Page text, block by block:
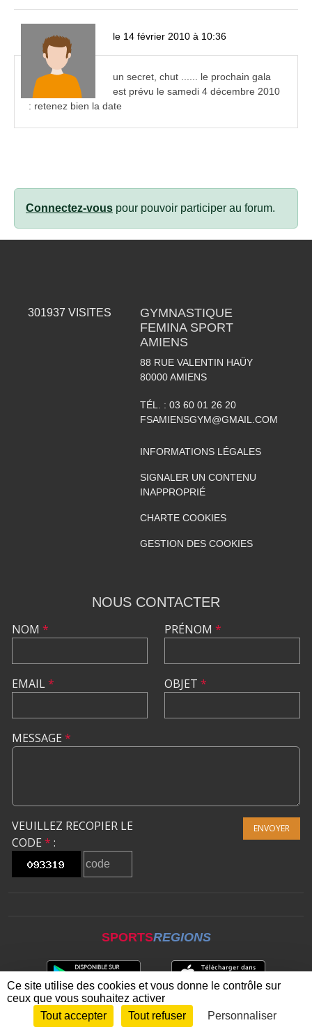
le 14 février 2010 à 10:36
un secret, chut ...... le prochain gala
est prévu le samedi 4 décembre 2010
: retenez bien la date
Connectez-vous pour pouvoir participer au forum.
301937 VISITES
GYMNASTIQUE
FEMINA SPORT
AMIENS
88 RUE VALENTIN HAÜY
80000 AMIENS
TÉL. : 03 60 01 26 20
FSAMIENSGYM@GMAIL.COM
INFORMATIONS LÉGALES
SIGNALER UN CONTENU
INAPPROPRIÉ
CHARTE COOKIES
GESTION DES COOKIES
NOUS CONTACTER
NOM *
EMAIL*
PRÉNOM *
OBJET *
MESSAGE *
VEUILLEZ RECOPIER LE
CODE * :
ENVOYER
SPORTSREGIONS
Envie de participer ? CONNEXION
Ce site utilise des cookies et vous donne le contrôle sur
ceux que vous souhaitez activer
Tout accepter
Tout refuser Personnaliser